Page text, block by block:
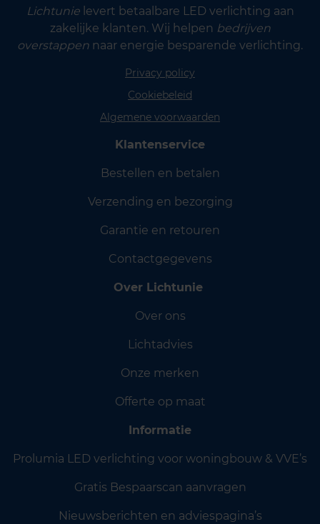
Lichtunielevert betaalbare LED verlichting aan
zakelijke klanten. Wij helpen bedrijven
overstappen naar energie besparende verlichting.
Privacy policy
Cookiebeleid
Algemene voorwaarden
Klantenservice
Bestellen en betalen
Verzending en bezorging
Garantie en retouren
Contactgegevens
Over Lichtunie
Over ons
Lichtadvies
Onze merken
Offerte op maat
Informatie
Prolumia LED verlichting voor woningbouw & VVE’s
Gratis Bespaarscan aanvragen
Nieuwsberichten en adviespagina’s